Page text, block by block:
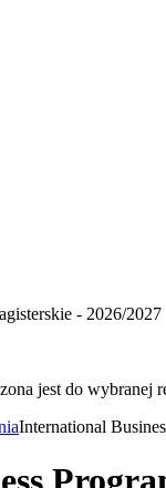
- 2026/2027
jest do wybranej
International